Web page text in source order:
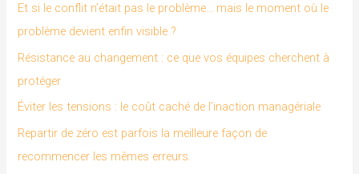
h
e
r
:
Et si le conflit n’était pas le problème… mais le moment où le
problème devient enfin visible ?
Résistance au changement : ce que vos équipes cherchent à
protéger
Éviter les tensions : le coût caché de l’inaction managériale
Repartir de zéro est parfois la meilleure façon de
recommencer les mêmes erreurs.